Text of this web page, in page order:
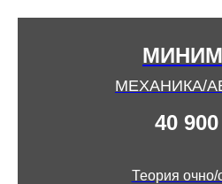
МЕХАНИКА/
40 900
Теория очно/